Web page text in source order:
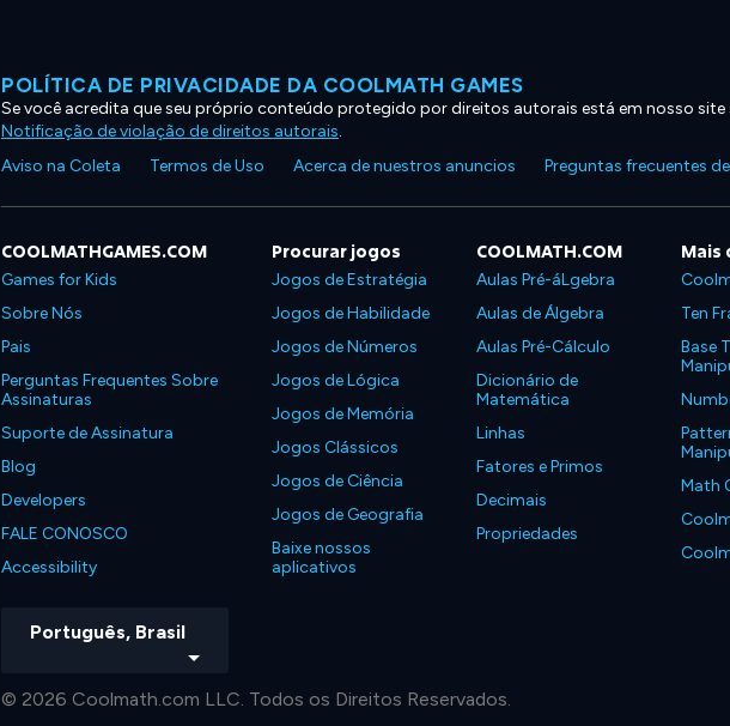
POLÍTICA DE PRIVACIDADE DA COOLMATH GAMES
Se você acredita que seu próprio conteúdo protegido por direitos autorais está em nosso site
Notificação de violação de direitos autorais.
Aviso na Coleta
Termos de Uso Acerca de nuestros anuncios Preguntas frecuentes
COOLMATHGAMES.COM
Games for Kids
Sobre Nós
Pais
Perguntas Frequentes Sobre
Assinaturas
Suporte de Assinatura
Blog
Developers
FALE CONOSCO
Accessibility
Procurar jogos
Jogos de Estratégia
Jogos de Habilidade
Jogos de Números
Jogos de Lógica
Jogos de Memória
Jogos Clássicos
Jogos de Ciência
Jogos de Geografia
Baixe nossos
aplicativos
COOLMATH.COM
Aulas Pré-áLgebra
Aulas de Álgebra
Aulas Pré-Cálculo
Dicionário de
Matemática
Linhas
Fatores e Primos
Decimais
Propriedades
Mais
Ten
Base
Math
Português, Brasil
© 2026 Coolmath.com LLC. Todos os Direitos Reservados.